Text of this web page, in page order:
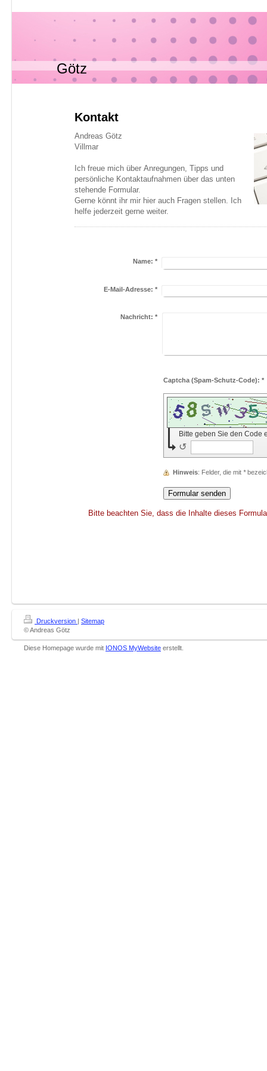
Götz
Kontakt
Andreas Götz
Villmar
Ich freue mich über Anregungen, Tipps und
persönliche Kontaktaufnahmen über das unten
stehende Formular.
Gerne könnt ihr mir hier auch Fragen stellen. Ich
helfe jederzeit gerne weiter.
Name: *
E-Mail-Adresse: *
Nachricht: *
Captcha (Spam-Schutz-Code): *
Bitte geben Sie den Code
↺
Hinweis : Felder, die mit *
Bitte beachten Sie, dass die Inhalte dieses
Druckversion
Sitemap
© Andreas Götz
Diese Homepage wurde mit IONOS MyWebsite erstellt.